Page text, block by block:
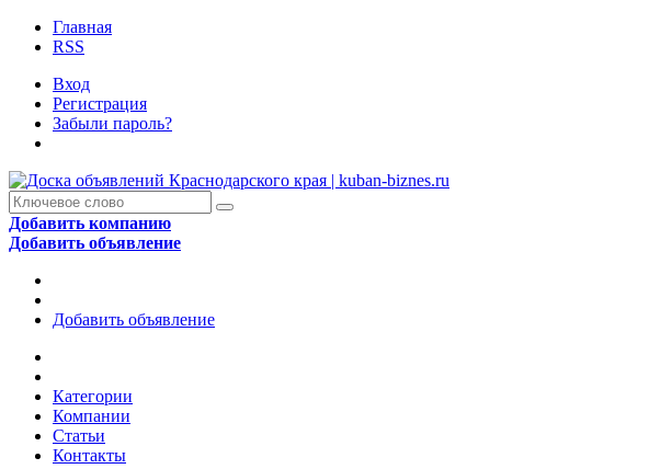
Главная
RSS
Вход
Регистрация
Забыли пароль?
Добавить компанию
Добавить объявление
Добавить объявление
Категории
Компании
Статьи
Контакты